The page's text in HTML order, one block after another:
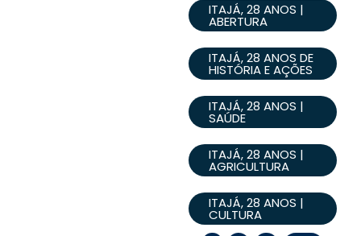
ITAJÁ, 28 ANOS |
ABERTURA
ITAJÁ, 28 ANOS DE
HISTÓRIA E AÇÕES
ITAJÁ, 28 ANOS |
SAÚDE
ITAJÁ, 28 ANOS |
AGRICULTURA
ITAJÁ, 28 ANOS |
CULTURA